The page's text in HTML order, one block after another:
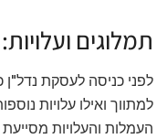
תמלוגים
לפני כניסה לעסקת
למתווך ואילו עלויות
העמלות והעלויות